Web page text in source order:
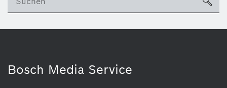
Bosch Media Service